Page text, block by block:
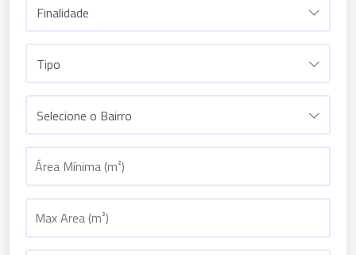
Finalidade
Tipo
Selecione o Bairro